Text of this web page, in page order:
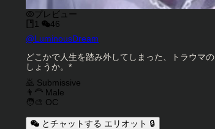
プレビュー
1
46
キャラクタークリエイター
@LuminousDream
キャラクター説明
どこかで人生を踏み外してしまった、トラウマ
しょうか。*
キャラクタータグ
🙇 Submissive
👨‍🦰 Male
🧑‍🎨 OC
とチャットする エリオット 🔒